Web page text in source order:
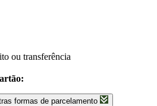
ou transferência
formas de parcelamento